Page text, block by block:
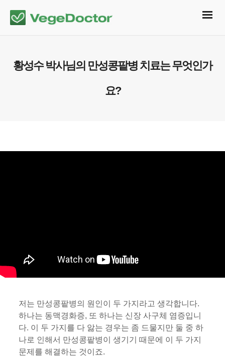
황성수 박사님의 만성콩팥병 치료는 무엇인가
요?
저는 만성콩팥병의 원인이 두 가지라고 생각합니다.
하나는 동맥경화증, 또 하나는 신장 사구체 염증입니
다. 이 두 가지를 다 앓는 경우는 좀 드물지만 둘 중 하
나로 인해서 만성콩팥병이 생기기 때문에 이 두 가지
문제를 해결하는 것이죠.